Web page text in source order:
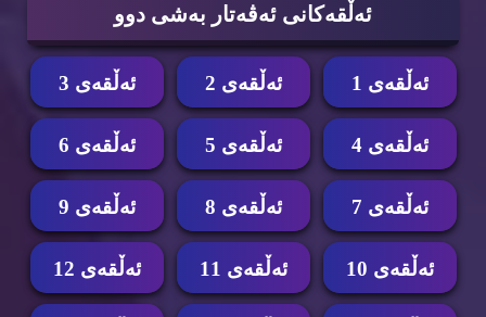
ئه‌ڵقه‌كانی ئه‌ڤه‌تار به‌شی دوو
ئه‌ڵقه‌ی 1 ئه‌ڵقه‌ی 2 ئه‌ڵقه‌ی 3
ئه‌ڵقه‌ی 4 ئه‌ڵقه‌ی 5 ئه‌ڵقه‌ی 6
ئه‌ڵقه‌ی 7 ئه‌ڵقه‌ی 8 ئه‌ڵقه‌ی 9
ئه‌ڵقه‌ی 10 ئه‌ڵقه‌ی 11 ئه‌ڵقه‌ی 12